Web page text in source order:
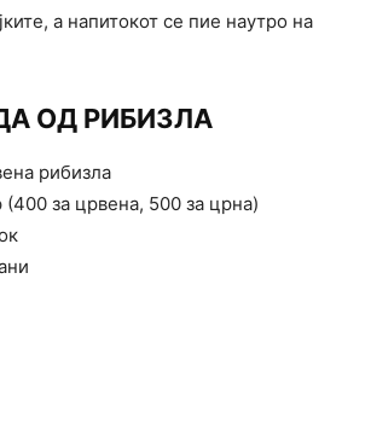
а напитокот се пие наутро на
ОД РИБИЗЛА
рибизла
за црвена, 500 за црна)